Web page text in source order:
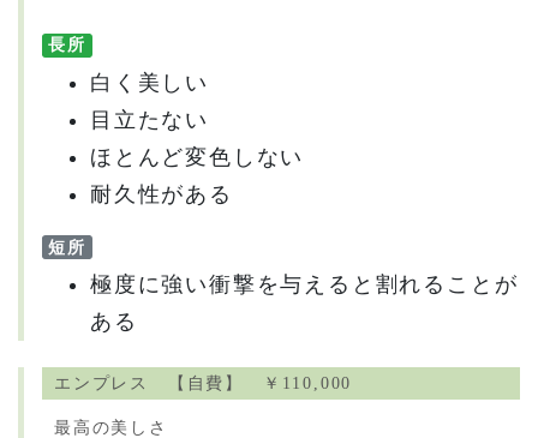
長所
白く美しい
目立たない
ほとんど変色しない
耐久性がある
短所
極度に強い衝撃を与えると割れることが
ある
エンプレス 【自費】 ￥110,000
最高の美しさ